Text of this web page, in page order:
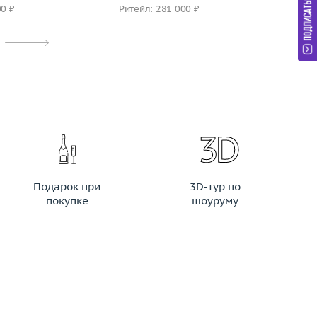
₽ Ритейл: 281 000 ₽
Подарок при
покупке
3D-тур по
шоуруму